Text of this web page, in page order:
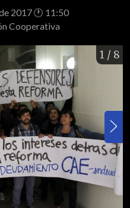
2017 🕐 11:50
Cooperativa
1 / 8